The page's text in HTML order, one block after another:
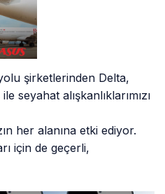
şirketlerinden Delta,
seyahat alışkanlıklarımızı
her alanına etki ediyor.
için de geçerli,